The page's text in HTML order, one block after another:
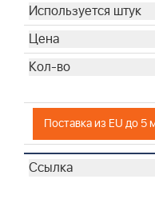
Поставка из EU до 5